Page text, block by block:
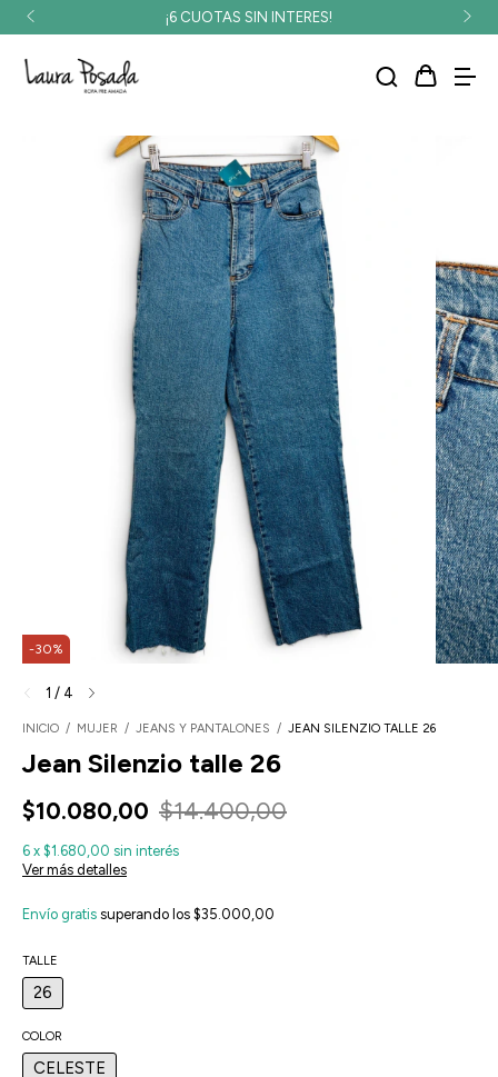
¡6 CUOTAS SIN INTERES!
-30%
1 / 4
INICIO / MUJER / JEANS Y PANTALONES / JEAN SILENZIO TALLE 26
Jean Silenzio talle 26
$10.080,00 $14.400,00
6 x $1.680,00 sin interés
Ver más detalles
Envío gratis superando los $35.000,00
TALLE
26
COLOR
CELESTE